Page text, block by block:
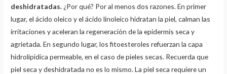
deshidratadas. ¿Por qué? Por al menos dos razones. En primer
lugar, el ácido oleico y el ácido linoleico hidratan la piel, calman las
irritaciones y aceleran la regeneración de la epidermis seca y
agrietada. En segundo lugar, los fitoesteroles refuerzan la capa
hidrolipídica permeable, en el caso de pieles secas. Recuerda que
piel seca y deshidratada no es lo mismo. La piel seca requiere un